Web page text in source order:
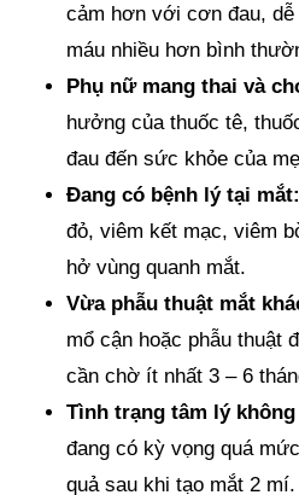
cảm hơn với cơn đau,
máu nhiều hơn bình
Phụ nữ mang thai và
hưởng của thuốc tê,
đau đến sức khỏe của
Đang có bệnh lý tại mắt:
đỏ, viêm kết mạc, viêm
hở vùng quanh mắt.
Vừa phẫu thuật mắt
mổ cận hoặc phẫu thuật
cần chờ ít nhất 3 – 6
Tình trạng tâm lý
đang có kỳ vọng quá
quả sau khi tạo mắt 2 mí.